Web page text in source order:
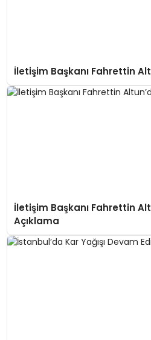
İletişim Başkanı Fahrettin
İletişim Başkanı Fahrettin
Açıklama